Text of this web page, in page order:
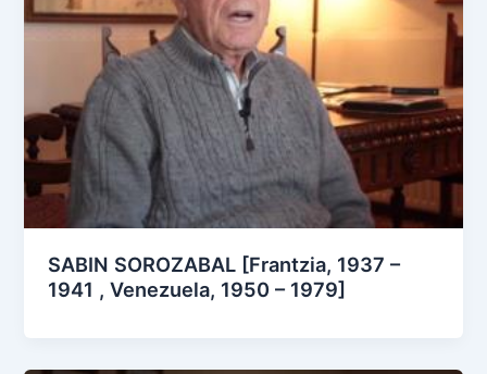
SABIN SOROZABAL [Frantzia, 1937 –
1941 , Venezuela, 1950 – 1979]